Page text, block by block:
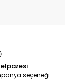
seçeneği